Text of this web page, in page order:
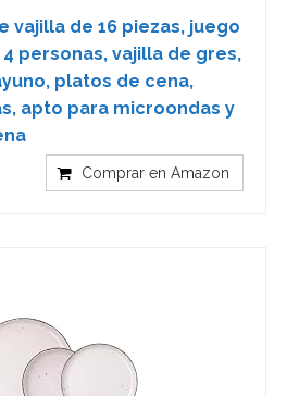
vajilla de 16 piezas, juego
personas, vajilla de gres,
platos de cena,
apto para microondas y
Comprar en Amazon